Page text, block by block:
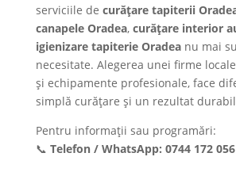
serviciile de curățare tapiterii
canapele Oradea, curățare interior
igienizare tapiterie Oradeanu mai
necesitate. Alegerea unei firme
și echipamente profesionale, face
simplă curățare și un rezultat
Pentru informații sau programări:
📞 Telefon / WhatsApp: 0744 172 056